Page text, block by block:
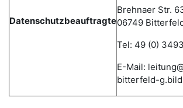
Datenschutzbeauftragte
Brehnaer Str.
06749
Tel: 49 (0)
E-Mail:
bitterfeld-